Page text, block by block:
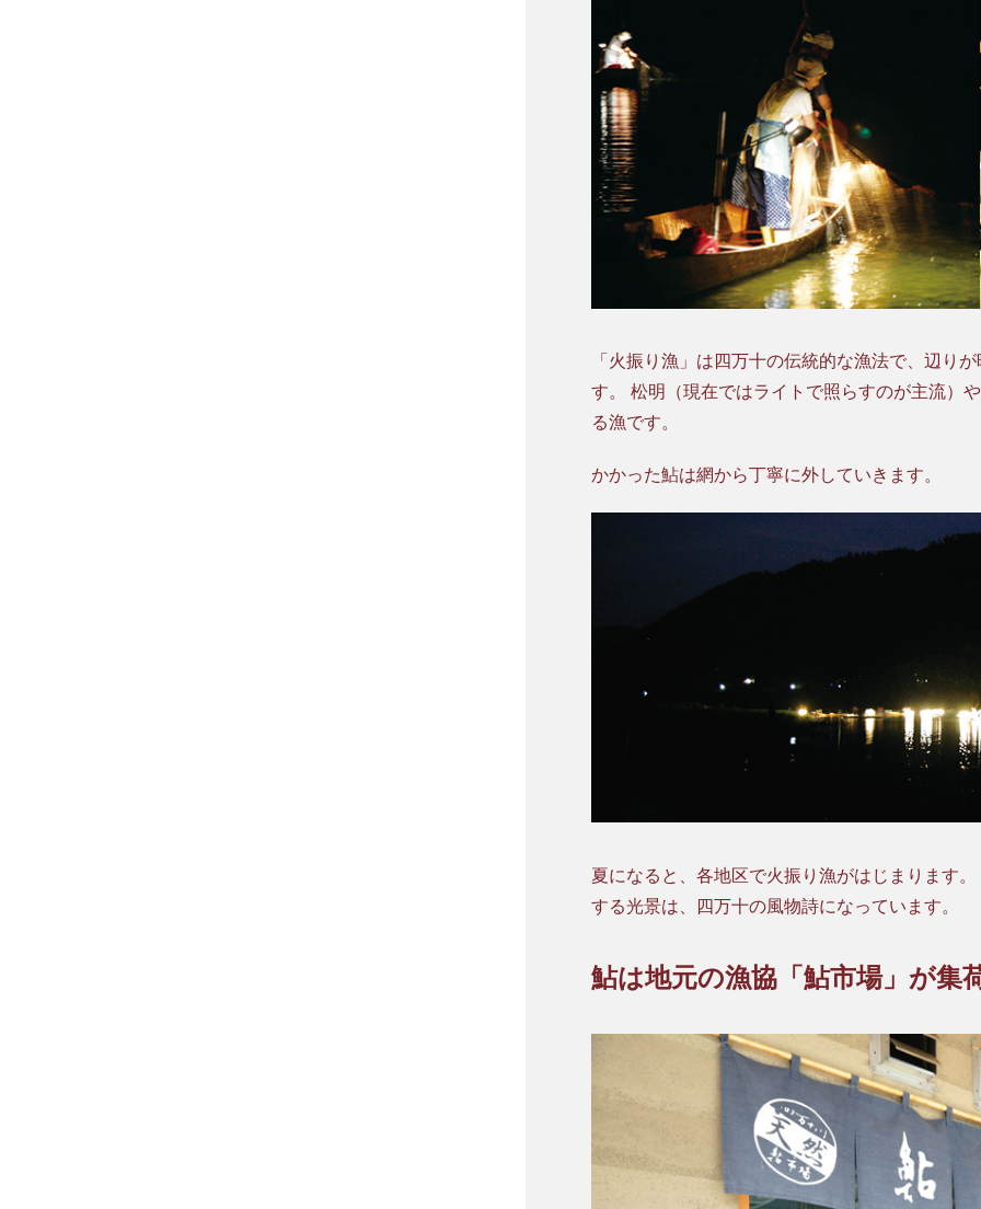
「火振り漁」は四万十の伝統的な漁法で、辺り
す。 松明（現在ではライトで照らすのが主流）
る漁です。
かかった鮎は網から丁寧に外していきます。
夏になると、各地区で火振り漁がはじまります
する光景は、四万十の風物詩になっています。
鮎は地元の漁協「鮎市場」が集